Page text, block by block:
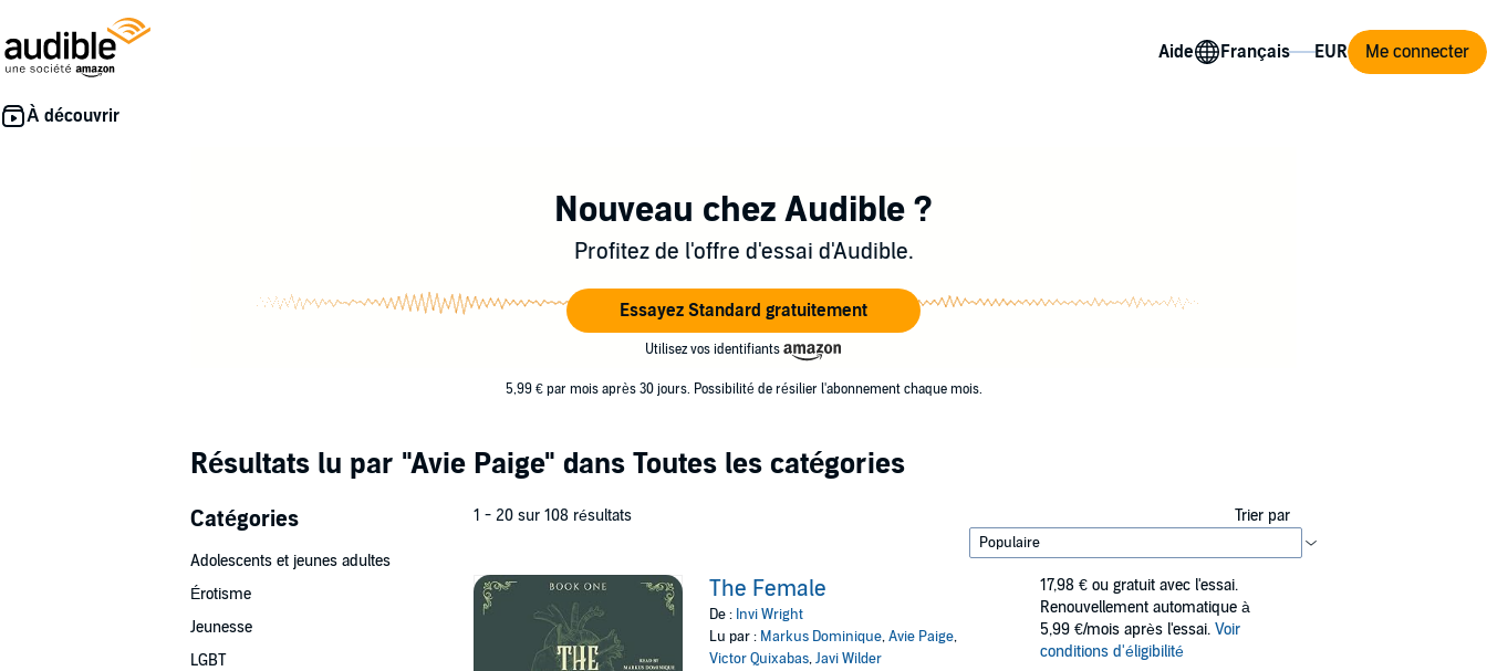
Aide Me connecter
Nouveau chez Audible ?
Profitez de l'offre d'essai d'Audible.
Essayez Standard gratuitement
Utilisez vos identifiants
5,99 € par mois après 30 jours. Possibilité de résilier l'abonnement chaque mois.
Résultats lu par "Avie Paige" dans Toutes les catégories
Catégories
Adolescents et jeunes adultes
Érotisme
Jeunesse
LGBT
1 - 20 sur 108 résultats Trier par
The Female
De : Invi Wright
Lu par : Markus Dominique,Avie Paige,
Victor Quixabas,Javi Wilder
17,98 € ou gratuit avec l'essai.
Renouvellement automatique à
5,99 €/mois après l'essai. Voir
conditions d'éligibilité